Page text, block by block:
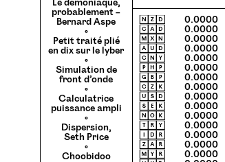
Le démoniaque,
probablement –
Bernard Aspe
◦
Petit traité plié
en dix sur le lyber
◦
Simulation de
front d’onde
◦
Calculatrice
puissance ampli
◦
Dispersion,
Seth Price
◦
Choobidoo
🄽🅉🄳
0.0000
🄲🄰🄳 0.0000
🄼🅇🄽 0.0000
🄰🅄🄳 0.0000
🄲🄽🅈 0.0000
🄿🄷🄿 0.0000
🄶🄱🄿 0.0000
🄲🅉🄺 0.0000
🅄🅂🄳 0.0000
🅂🄴🄺 0.0000
🄽🄾🄺 0.0000
🅃🅁🅈 0.0000
🄸🄳🅁 0.0000
🅉🄰🅁 0.0000
🄼🅈🅁 0.0000